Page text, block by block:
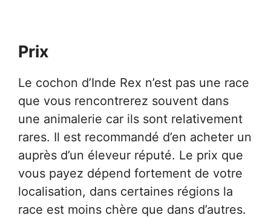
Prix
Le cochon d’Inde Rex n’est pas une race
que vous rencontrerez souvent dans
une animalerie car ils sont relativement
rares. Il est recommandé d’en acheter un
auprès d’un éleveur réputé. Le prix que
vous payez dépend fortement de votre
localisation, dans certaines régions la
race est moins chère que dans d’autres.